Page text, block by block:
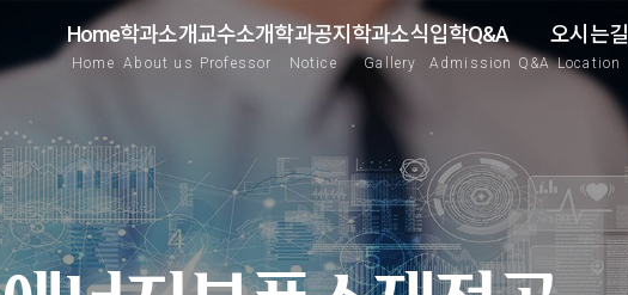
Home
Home
학과소개
About us
교수소개
Professor
학과공지
Notice
학과소식
Gallery
입학Q&A
Admission Q&A
오시는길
Location